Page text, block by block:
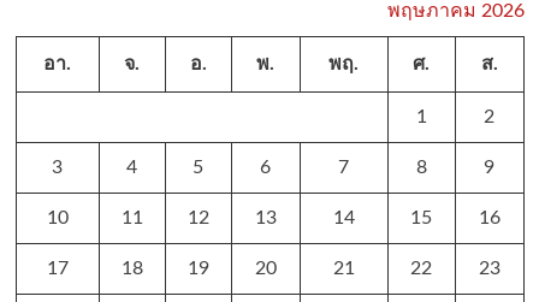
พฤษภาคม 2026
อา. จ. อ. พ. พฤ. ศ. ส.
1 2
3 4 5 6 7 8 9
10 11 12 13 14 15 16
17 18 19 20 21 22 23